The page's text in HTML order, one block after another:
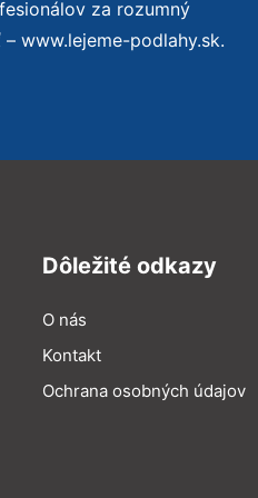
za rozumný
www.lejeme-podlahy.sk.
Dôležité odkazy
O nás
Kontakt
Ochrana osobných údajov